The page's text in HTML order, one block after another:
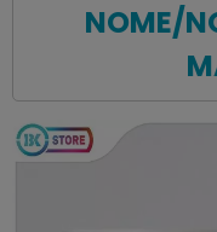
NOME/